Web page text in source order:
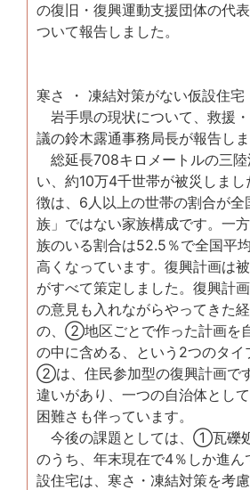
の復旧・復興運動支援団体の代
ついて報告しました。
寒さ ・ 凍結対策がない仮設住宅
岩手県の現状について、救援
議の鈴木露通事務局長が報告しま
総延長708キロメートルの三陸
い、約10万4千世帯が被災しま
徴は、6人以上の世帯の割合が全
族」ではない家族構成です。一
族のいる割合は52.5％で全国平
高くなっています。復興計画は
がすべて策定しました。復興計
の意見も入れながらやってきた
の、②地区ごとで作った計画を
の中に含める、という2つのタイ
②は、住民参加型の復興計画で
違いがあり、一つの自治体とし
困難さも伴っています。
今後の課題としては、①瓦礫
のうち、年末現在で4％しか進
設住宅は、寒さ・凍結対策を考